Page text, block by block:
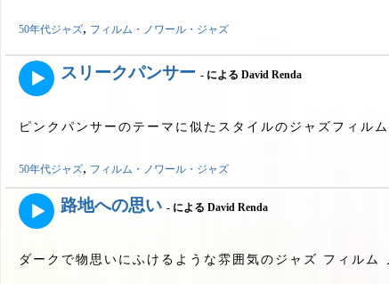
50年代ジャズ, フィルム・ノワール・ジャズ
スリークパンサー - による David Renda
ピンクパンサーのテーマに似たスタイルのジャズフィル
50年代ジャズ, フィルム・ノワール・ジャズ
路地への思い - による David Renda
ダークで物思いにふけるような雰囲気のジャズ フィルム